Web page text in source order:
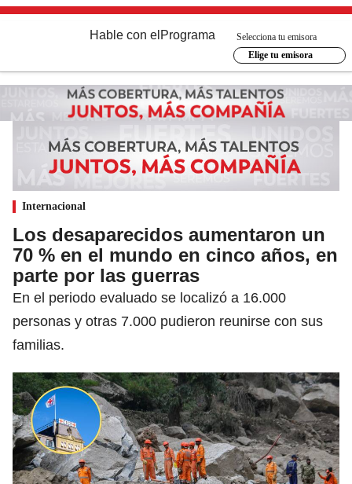
Hable con el Programa
Selecciona tu emisora
Elige tu emisora
Internacional
Los desaparecidos aumentaron un
70 % en el mundo en cinco años, en
parte por las guerras
En el periodo evaluado se localizó a 16.000
personas y otras 7.000 pudieron reunirse con sus
familias.